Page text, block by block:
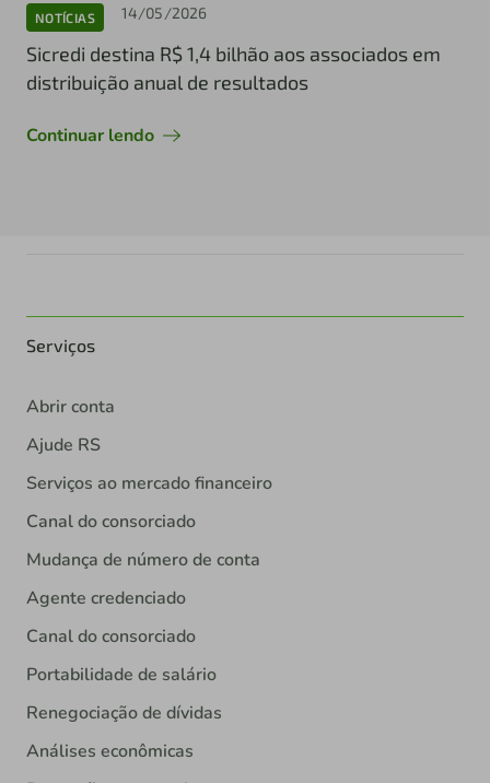
NOTÍCIAS 14/05/2026
Sicredi destina R$ 1,4 bilhão aos associados em
distribuição anual de resultados
Continuar lendo
Serviços
Abrir conta
Ajude RS
Serviços ao mercado financeiro
Canal do consorciado
Mudança de número de conta
Agente credenciado
Canal do consorciado
Portabilidade de salário
Renegociação de dívidas
Análises econômicas